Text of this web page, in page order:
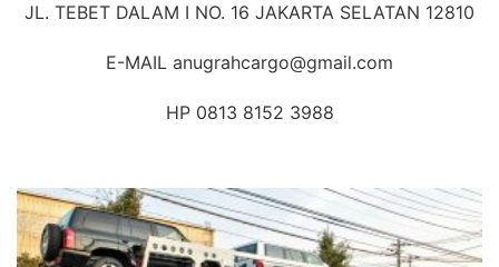
JL. TEBET DALAM I NO. 16 JAKARTA SELATAN 12810
E-MAIL anugrahcargo@gmail.com
HP 0813 8152 3988